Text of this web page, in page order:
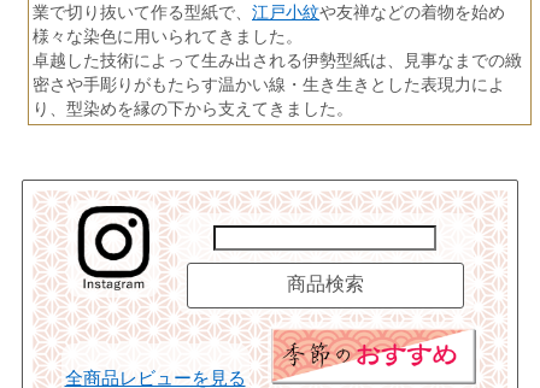
業で切り抜いて作る型紙で、 江戸小紋や友禅などの着物を始め
様々な染色に用いられてきました。
卓越した技術によって生み出される伊勢型紙は、見事なまでの緻
密さや手彫りがもたらす温かい線・生き生きとした表現力によ
り、型染めを縁の下から支えてきました。
全商品レビューを見る